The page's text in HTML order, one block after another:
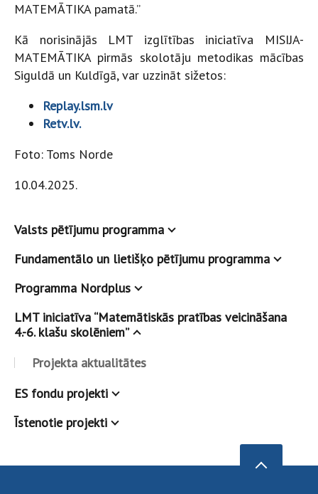
MATEMĀTIKA pamatā.”
Kā norisinājās LMT izglītības iniciatīva MISIJA-
MATEMĀTIKA pirmās skolotāju metodikas mācības
Siguldā un Kuldīgā, var uzzināt sižetos:
Replay.lsm.lv
Retv.lv.
Foto: Toms Norde
10.04.2025.
Valsts pētījumu programma
Fundamentālo un lietišķo pētījumu programma
Programma Nordplus
LMT iniciatīva “Matemātiskās pratības veicināšana
4.-6. klašu skolēniem”
Projekta aktualitātes
ES fondu projekti
Īstenotie projekti